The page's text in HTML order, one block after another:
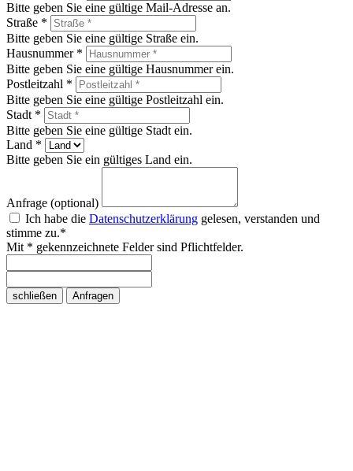
Bitte geben Sie eine gültige Mail-Adresse an.
Straße *
Bitte geben Sie eine gültige Straße ein.
Hausnummer *
Bitte geben Sie eine gültige Hausnummer ein.
Postleitzahl *
Bitte geben Sie eine gültige Postleitzahl ein.
Stadt *
Bitte geben Sie eine gültige Stadt ein.
Land *
Bitte geben Sie ein gültiges Land ein.
Anfrage (optional)
Ich habe die Datenschutzerklärung gelesen, verstanden und
stimme zu.*
Mit * gekennzeichnete Felder sind Pflichtfelder.
schließen Anfragen